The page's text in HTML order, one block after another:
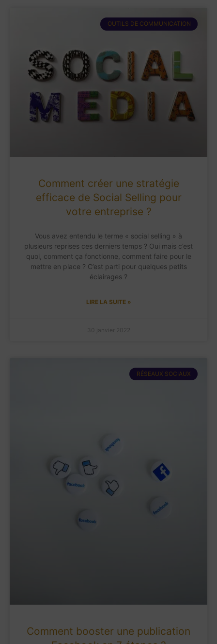
OUTILS DE COMMUNICATION
Comment créer une stratégie
efficace de Social Selling pour
votre entreprise ?
Vous avez entendu le terme « social selling » à
plusieurs reprises ces derniers temps ? Oui mais c’est
quoi, comment ça fonctionne, comment faire pour le
mettre en place ? C’est parti pour quelques petits
éclairages ?
LIRE LA SUITE »
30 janvier 2022
RÉSEAUX SOCIAUX
Comment booster une publication